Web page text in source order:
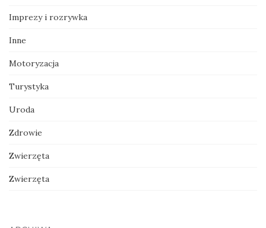
Imprezy i rozrywka
Inne
Motoryzacja
Turystyka
Uroda
Zdrowie
Zwierzęta
Zwierzęta